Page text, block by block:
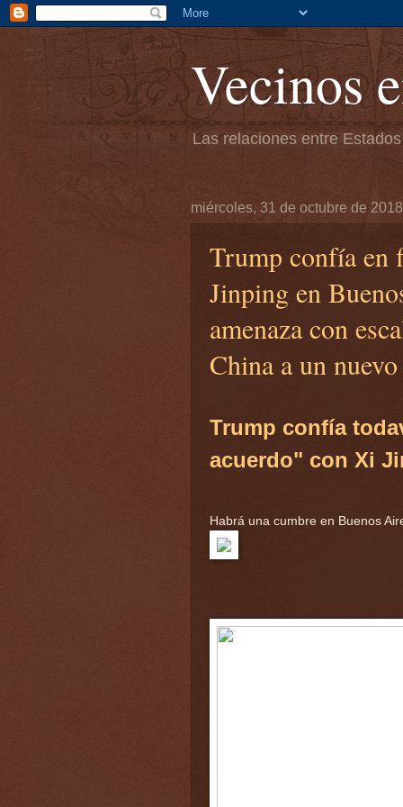
Vecinos
Las relaciones entre
miércoles, 31 de octubre de 2018
Trump confía en
Jinping en
amenaza con
China a un
Trump confía
acuerdo" con Xi
Habrá una cumbre en Buenos